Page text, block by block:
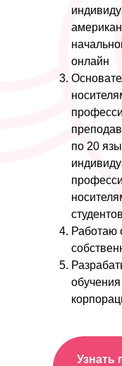
онлайн
по 20
Работаю